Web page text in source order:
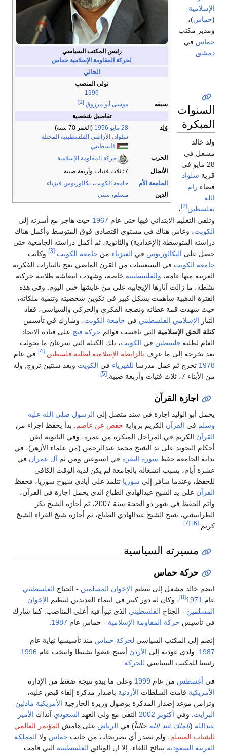
رئيس المكتب السياسي
لحركة المقاومة الإسلامية حماس
الحالي
تولى المنصب
1996
سبقه
موسى أبو مرزوق [1]
تفاصيل شخصية
وُلِد
28 مايو 1956 (العمر 70 سنة)
سلواد‎، الأراضي الفلسطينية المحتلة
فلسطيني
الحزب
حركة المقاومة الإسلامية
الأنجال
7؛ ثلاث فتيات وأربعة صبية
الجامعة الأم
جامعة الكويت، بكالوريوس فيزياء
الدين
مسلم، سني
الإسلامية
(حماس)،
ومدير مكتب
حماس في
دمشق
السنوات
المبكرة
ولد خالد
مشعل في
28 مايو في
قرية سلواد
قضاء رام
الله
بفلسطين[2]
،
وتلقى التعليم الابتدائي فيها حتى عام 1967 حيث هاجر مع أسرته إلى
الكويت، وعاش هناك في مستوى اقتصادي فوق المتوسط وأكمل هناك
دراسته المتوسطة (الإعدادية) والثانوية، ثم أكمل دراسته الجامعية حتى
حصل على البكالوريوس في الفيزياء من جامعة الكويت.
[3]
وكانت
جامعة الكويت في السبعينيات من القرن الماضي تعج بالتيارات الفكرية
العربية منها عامة، والفلسطينية خاصة، وشهدت انتعاشة طلابية حركية
نشطة، ما زالت آثارها الإيجابية على من عايشها حتى اليوم. وفي هذه
الفترة الذهبية ساهمت بشكل كبير في تكوين شخصيته وتنمية ملكاته،
حيث شهدت قمة عطائه ونضجه الفكري والحركي والسياسي، فقاد
التيار الإسلامي الفلسطيني في جامعة الكويت، وشارك في تأسيس
كتلة الحق الإسلامية التي نافست قوائم حركة فتح على قيادة الاتحاد
العام لطلبة فلسطين في الكويت، تلك الكتلة التي سرعان ما تحولت
بعد تخرجه إلى ما عرِف بالرابطة الإسلامية لطلبة فلسطين.
[4]
في عام
1978 تخرج ثم عمل مدرسا للفيزياء في الكويت وبعد سنتين تزوج, وله
من الأبناء 7، ثلاث فتيات وأربعة صبية.
[5]
اجازة القرآن
يحمل أبو الوليد اجازة في سند متصل إلى الرسول صلى الله عليه
وسلم في القرآن الكريم برواية حفص عن عاصم
. بدأ يحفظ اجزاء من
القرآن الكريم في المراحل المبكرة من عمره، وفي الثانوية اتقن
أحكام التجويد على يد الشيخ محمد عبدالرحمن (من علماء الأزهر)، في
بداية الجامعة حفظ سورة البقرة في اسبوعين ومن ثم آل عمران في
عشرة أيام، بسبب انشغاله بالجامعة لم يكن لديه الوقت الكافي
للحفظ، وعندما سافر إلى سوريا تتلمذ على أيادي شيوخ سوريا، فحفظ
القرآن على يد الشيخ عبدالهادي الطباع الذي يحمل اجازة في القرآن،
وأتم الحفظ في شهر ذو الحجة سنة 2007، ثم أجازه الشيخ بكر
الطرابيشي، شيخ الشيخ عبدالهادي الطباع، ثم أجازه شيخ القراء الشيخ
كريم. [6]
[7]
مسيرته السياسية
حركة حماس
انضم خالد مشعل إلى تنظيم الإخوان المسلمين - الجناح الفلسطيني
عام 1971
[8] ، وكان له دور كبير في انتماء العديدين لتنظيم الإخوان
المسلمين - الجناح الفلسطيني الذي تبوأ فيه أعلى المناصب. كما شارك
في تأسيس حركة المقاومة الإسلامية - حماس عام 1987
إنضم إلى المكتب السياسي لحركة حماس منذ تأسيسها نهاية عام
1987 . ولدى عودته إلى الأردن أصبح عضوا نشيطا وانتخب عام 1996
رئيسا للمكتب السياسي للحركة
في أغسطس من عام 1999 وعلى ما يبدو نتيجة ضغط من الإدارة
الأمريكية قامت السلطات الأردنية باصدار مذكرة إلقاء قبض عليه،
وتزامن موعد إصدار المذكرة بوصول وزيرة الخارجية الأمريكية مادلين
البرايت . وفي أكتوبر 2002 التقى مع ولى العهد السعودي آنذاك الأمير
عبدالله (الملك عبد الله حالياً) في الرياض على هامش المؤتمر العالمي
للشباب المسلم، ولم تصدر أي تصريحات من جانب حماس ولا المملكة
العربية السعودية بنتائج اللقاء، إلا ان الوثائق الفلسطينية التي قامت